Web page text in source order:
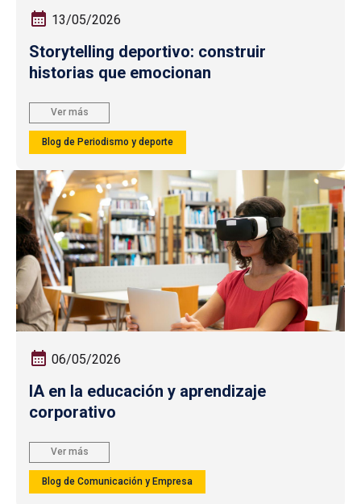
13/05/2026
Storytelling deportivo: construir
historias que emocionan
Ver más
Blog de Periodismo y deporte
06/05/2026
IA en la educación y aprendizaje
corporativo
Ver más
Blog de Comunicación y Empresa